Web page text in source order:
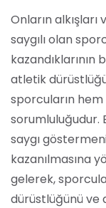
Onların
saygılı olan
atletik
sporcuların
sorumluluğudur.
saygı
kazanılmasına
gelerek,
dürüstlüğünü ve